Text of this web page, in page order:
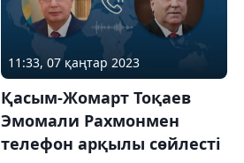
11:33, 07 қаңтар 2023
Қасым-Жомарт Тоқаев
Эмомали Рахмонмен
телефон арқылы сөйлесті